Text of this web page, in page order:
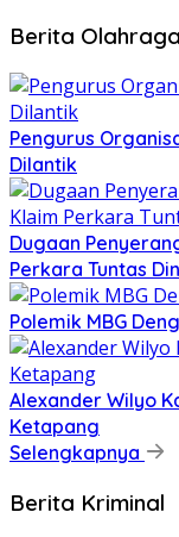
Berita Olahraga
Pengurus
Dilantik
Dugaan
Perkara Tuntas
Polemik MBG
Alexander Wilyo
Ketapang
Selengkapnya
Berita Kriminal